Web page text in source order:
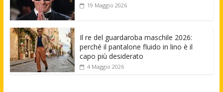
19 Maggio 2026
Il re del guardaroba maschile 2026:
perché il pantalone fluido in lino è il
capo più desiderato
4 Maggio 2026